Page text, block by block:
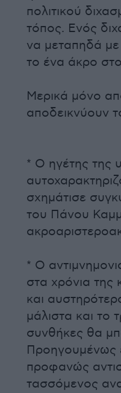
πολιτικoύ
τόπος. Ενός
να μεταπηδά με
το ένα άκρο
Μερικά μόνο
αποδεικνύουν
* Ο ηγέτης της
σχημάτισε
του Πάνου
* Ο
στα χρόνια της
και
μάλιστα και το
συνθήκες θα
Προηγουμένως
προφανώς
τασσόμενος